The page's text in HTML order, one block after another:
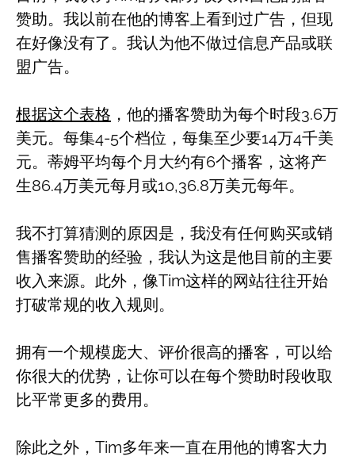
赞助。我以前在他的博客上看到过广告，但现
在好像没有了。我认为他不做过信息产品或联
盟广告。
根据这个表格 ，他的播客赞助为每个时段3.6万
美元。每集4-5个档位，每集至少要14万4千美
元。蒂姆平均每个月大约有6个播客，这将产
生86.4万美元每月或10,36.8万美元每年。
我不打算猜测的原因是，我没有任何购买或销
售播客赞助的经验，我认为这是他目前的主要
收入来源。此外，像Tim这样的网站往往开始
打破常规的收入规则。
拥有一个规模庞大、评价很高的播客，可以给
你很大的优势，让你可以在每个赞助时段收取
比平常更多的费用。
除此之外，Tim多年来一直在用他的博客大力